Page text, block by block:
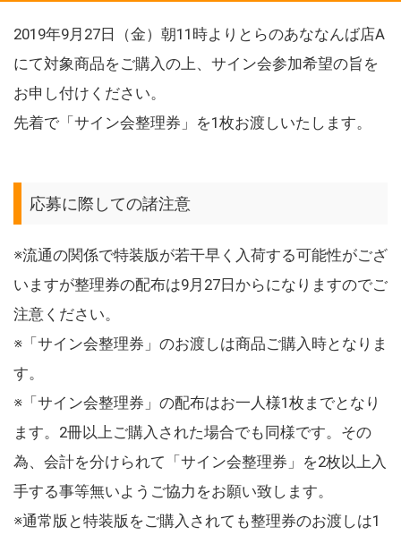
2019年9月27日（金）朝11時よりとらのあななんば店A
にて対象商品をご購入の上、サイン会参加希望の旨を
お申し付けください。
先着で「サイン会整理券」を1枚お渡しいたします。
応募に際しての諸注意
※流通の関係で特装版が若干早く入荷する可能性がござ
いますが整理券の配布は9月27日からになりますのでご
注意ください。
※「サイン会整理券」のお渡しは商品ご購入時となりま
す。
※「サイン会整理券」の配布はお一人様1枚までとなり
ます。2冊以上ご購入された場合でも同様です。その
為、会計を分けられて「サイン会整理券」を2枚以上入
手する事等無いようご協力をお願い致します。
※通常版と特装版をご購入されても整理券のお渡しは1